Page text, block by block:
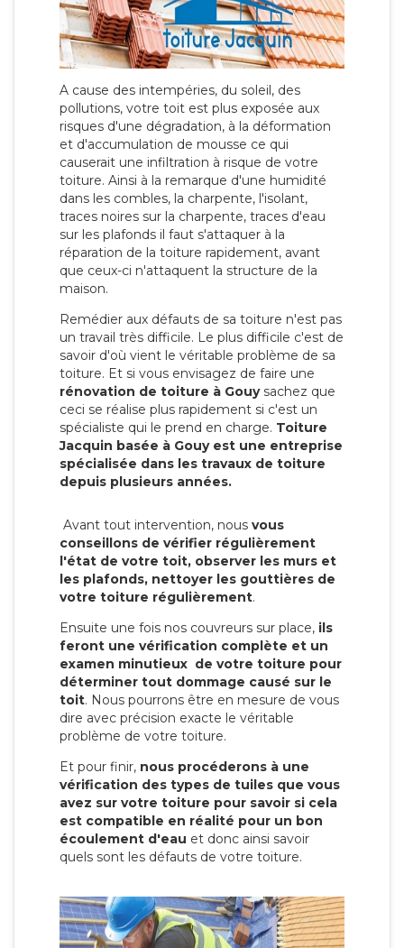
A cause des intempéries, du soleil, des
pollutions, votre toit est plus exposée aux
risques d'une dégradation, à la déformation
et d'accumulation de mousse ce qui
causerait une infiltration à risque de votre
toiture. Ainsi à la remarque d'une humidité
dans les combles, la charpente, l'isolant,
traces noires sur la charpente, traces d'eau
sur les plafonds il faut s'attaquer à la
réparation de la toiture rapidement, avant
que ceux-ci n'attaquent la structure de la
maison.
Remédier aux défauts de sa toiture n'est pas
un travail très difficile. Le plus difficile c'est de
savoir d'où vient le véritable problème de sa
toiture. Et si vous envisagez de faire une
rénovation de toiture à Gouysachez que
ceci se réalise plus rapidement si c'est un
spécialiste qui le prend en charge. Toiture
Jacquin basée à Gouy est une entreprise
spécialisée dans les travaux de toiture
depuis plusieurs années.
Avant tout intervention, nous vous
conseillons de vérifier régulièrement
l'état de votre toit, observer les murs et
les plafonds, nettoyer les gouttières de
votre toiture régulièrement.
Ensuite une fois nos couvreurs sur place, ils
feront une vérification complète et un
examen minutieux de votre toiture pour
déterminer tout dommage causé sur le
toit. Nous pourrons être en mesure de vous
dire avec précision exacte le véritable
problème de votre toiture.
Et pour finir, nous procéderons à une
vérification des types de tuiles que vous
avez sur votre toiture pour savoir si cela
est compatible en réalité pour un bon
écoulement d'eau et donc ainsi savoir
quels sont les défauts de votre toiture.